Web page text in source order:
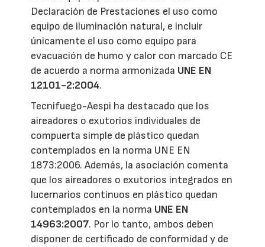
Declaración de Prestaciones el uso como
equipo de iluminación natural, e incluir
únicamente el uso como equipo para
evacuación de humo y calor con marcado CE
de acuerdo a norma armonizada UNE EN
12101-2:2004.
Tecnifuego-Aespi ha destacado que los
aireadores o exutorios individuales de
compuerta simple de plástico quedan
contemplados en la norma UNE EN
1873:2006. Además, la asociación comenta
que los aireadores o exutorios integrados en
lucernarios continuos en plástico quedan
contemplados en la norma UNE EN
14963:2007. Por lo tanto, ambos deben
disponer de certificado de conformidad y de